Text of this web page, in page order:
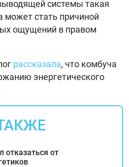
системы такая
может стать причиной
ощущений в правом
рассказала, что комбуча
энергетического
отказаться от